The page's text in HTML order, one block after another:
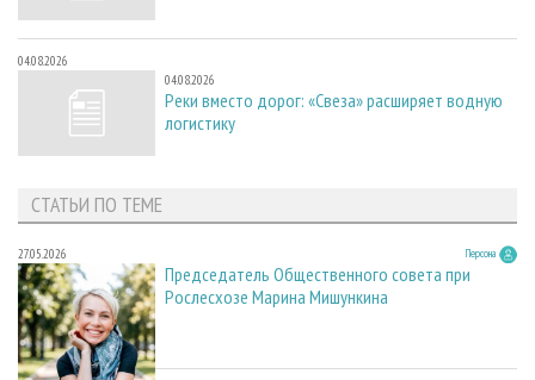
04.08.2026
04.08.2026
Реки вместо дорог: «Свеза» расширяет водную
логистику
СТАТЬИ ПО ТЕМЕ
27.05.2026 Персона
Председатель Общественного совета при
Рослесхозе Марина Мишункина